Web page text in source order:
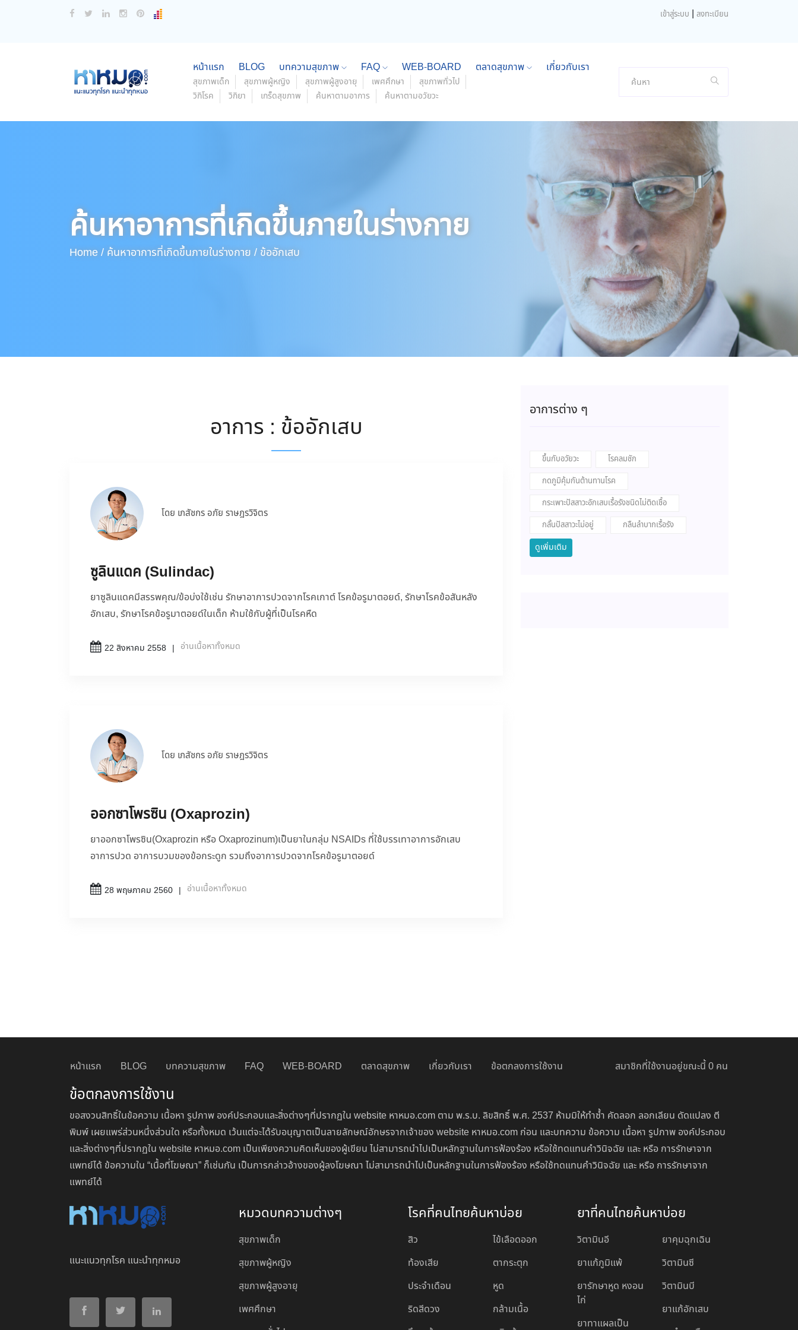
เข้าสู่ระบบ | ลงทะเบียน
หน้าแรก BLOG บทความสุขภาพ FAQ WEB-BOARD ตลาดสุขภาพ เกี่ยวกับเรา
สุขภาพเด็ก สุขภาพผู้หญิง สุขภาพผู้สูงอายุ เพศศึกษา
สุขภาพทั่วไป
วิกิโรค
วิกิยา เกร็ดสุขภาพ ค้นหาตามอาการ ค้นหาตามอวัยวะ
ค้นหาอาการที่เกิดขึ้นภายในร่างกาย
Home / ค้นหาอาการที่เกิดขึ้นภายในร่างกาย / ข้ออักเสบ
อาการ : ข้ออักเสบ
โดย เภสัชกร อภัย ราษฎรวิจิตร
ซูลินแดค (Sulindac)
ยาซูลินแดคมีสรรพคุณ/ข้อบ่งใช้เช่น รักษาอาการปวดจากโรคเกาต์ โรคข้อรูมาตอยด์, รักษาโรคข้อสันหลัง
อักเสบ, รักษาโรคข้อรูมาตอยด์ในเด็ก ห้ามใช้กับผู้ที่เป็นโรคหืด
22 สิงหาคม 2558 อ่านเนื้อหาทั้งหมด
โดย เภสัชกร อภัย ราษฎรวิจิตร
ออกซาโพรซิน (Oxaprozin)
ยาออกซาโพรซิน(Oxaprozin หรือ Oxaprozinum)เป็นยาในกลุ่ม NSAIDs ที่ใช้บรรเทาอาการอักเสบ
อาการปวด อาการบวมของข้อกระดูก รวมถึงอาการปวดจากโรคข้อรูมาตอยด์
28 พฤษภาคม 2560 อ่านเนื้อหาทั้งหมด
อาการต่าง ๆ
ขึ้นกับอวัยวะ
โรคลมชัก
กดภูมิคุ้มกันต้านทานโรค
กระเพาะปัสสาวะอักเสบเรื้อรังชนิดไม่ติดเชื้อ
กลั้นปัสสาวะไม่อยู่
กลืนลำบากเรื้อรัง
ดูเพิ่มเติม
หน้าแรก BLOG บทความสุขภาพ FAQ WEB-BOARD ตลาดสุขภาพ เกี่ยวกับเรา ข้อตกลงการใช้งาน สมาชิกที่ใช้งานอยู่ขณะนี้ 0 คน
ข้อตกลงการใช้งาน
ขอสงวนสิทธิ์ในข้อความ เนื้อหา รูปภาพ องค์ประกอบและสิ่งต่างๆที่ปรากฏใน website หาหมอ.com ตาม พ.ร.บ. ลิขสิทธิ์ พ.ศ. 2537 ห้ามมิให้ทำซ้ำ คัดลอก ลอกเลียน ดัดแปลง ตี
พิมพ์ เผยแพร่ส่วนหนึ่งส่วนใด หรือทั้งหมด เว้นแต่จะได้รับอนุญาตเป็นลายลักษณ์อักษรจากเจ้าของ website หาหมอ.com ก่อน และบทความ ข้อความ เนื้อหา รูปภาพ องค์ประกอบ
และสิ่งต่างๆที่ปรากฏใน website หาหมอ.com เป็นเพียงความคิดเห็นของผู้เขียน ไม่สามารถนำไปเป็นหลักฐานในการฟ้องร้อง หรือใช้ทดแทนคำวินิจฉัย และ หรือ การรักษาจาก
แพทย์ได้ ข้อความใน “เนื้อที่โฆษณา” ก็เช่นกัน เป็นการกล่าวอ้างของผู้ลงโฆษณา ไม่สามารถนำไปเป็นหลักฐานในการฟ้องร้อง หรือใช้ทดแทนคำวินิจฉัย และ หรือ การรักษาจาก
แพทย์ได้
แนะแนวทุกโรค แนะนำทุกหมอ
หมวดบทความต่างๆ
สุขภาพเด็ก
สุขภาพผู้หญิง
สุขภาพผู้สูงอายุ
เพศศึกษา
โรคที่คนไทยค้นหาบ่อย ยาที่คนไทยค้นหาบ่อย
สิว
ท้องเสีย
ประจำเดือน
ริดสีดวง
ไข้เลือดออก
ตากระตุก
หูด
กล้ามเนื้อ
วิตามินอี
ยาแก้ภูมิแพ้
ยารักษาหูด หงอน
ไก่
ยาทาแผลเป็น
ยาคุมฉุกเฉิน
วิตามินซี
วิตามินบี
ยาแก้อักเสบ